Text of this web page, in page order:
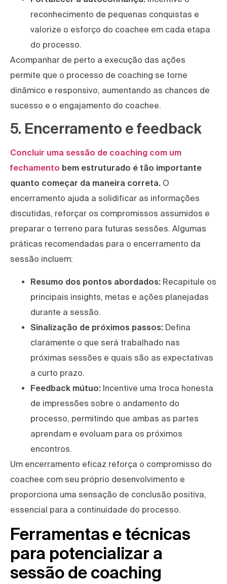
reconhecimento de pequenas conquistas e
valorize o esforço do coachee em cada etapa
do processo.
Acompanhar de perto a execução das ações
permite que o processo de coaching se torne
dinâmico e responsivo, aumentando as chances de
sucesso e o engajamento do coachee.
5. Encerramento e feedback
Concluir uma sessão de coaching com um
fechamento bem estruturado é tão importante
quanto começar da maneira correta. O
encerramento ajuda a solidificar as informações
discutidas, reforçar os compromissos assumidos e
preparar o terreno para futuras sessões. Algumas
práticas recomendadas para o encerramento da
sessão incluem:
Resumo dos pontos abordados: Recapitule os
principais insights, metas e ações planejadas
durante a sessão.
Sinalização de próximos passos: Defina
claramente o que será trabalhado nas
próximas sessões e quais são as expectativas
a curto prazo.
Feedback mútuo: Incentive uma troca honesta
de impressões sobre o andamento do
processo, permitindo que ambas as partes
aprendam e evoluam para os próximos
encontros.
Um encerramento eficaz reforça o compromisso do
coachee com seu próprio desenvolvimento e
proporciona uma sensação de conclusão positiva,
essencial para a continuidade do processo.
Ferramentas e técnicas
para potencializar a
sessão de coaching